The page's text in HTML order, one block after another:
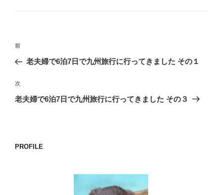
投
ナ
ビ
ゲ
ン
前
の
稿
前
老夫婦で6泊7日で九州旅行に行ってきました その１
次
の
次
老夫婦で6泊7日で九州旅行に行ってきました その３
PROFILE